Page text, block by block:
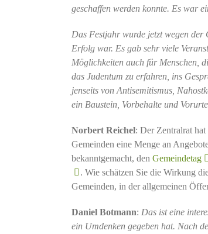
geschaffen werden konnte. Es war
Das Festjahr wurde jetzt wegen
Erfolg war. Es gab sehr viele
Möglichkeiten auch für Menschen,
das Judentum zu erfahren, ins
jenseits von Antisemitismus,
ein Baustein, Vorbehalte und
Norbert Reichel: Der Zentralrat hat
Gemeinden eine Menge an
bekanntgemacht, den Gemeindetag
. Wie schätzen Sie die Wirkung
Gemeinden, in der allgemeinen
Daniel Botmann: Das ist eine
ein Umdenken gegeben hat. Nach